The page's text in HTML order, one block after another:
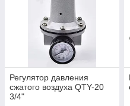
Регулятор давления
сжатого воздуха QTY-20
3/4"